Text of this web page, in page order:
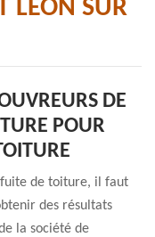
LEON SUR
DE
POUR
de toiture, il faut
des résultats
la société de